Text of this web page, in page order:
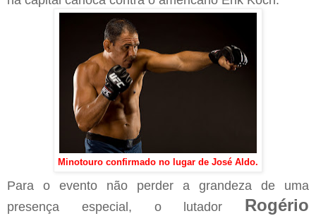
Minotouro confirmado no lugar de José Aldo.
Para o evento não perder a grandeza de uma
presença especial, o lutador Rogério